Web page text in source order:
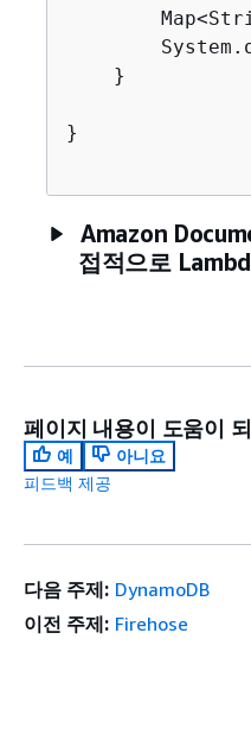
    }
}
Amazon
접적으로
페이지 내용이 도움이
예
아니요
피드백 제공
다음 주제: DynamoDB
이전 주제: Firehose